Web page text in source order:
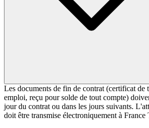
Les documents de fin de contrat (certificat de
emploi, reçu pour solde de tout compte)
jour du contrat ou dans les jours suivants.
doit être transmise électroniquement à France